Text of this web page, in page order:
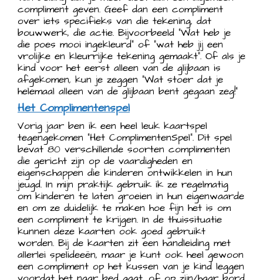
compliment geven. Geef dan een compliment
over iets specifieks van die tekening, dat
bouwwerk, die actie. Bijvoorbeeld ”Wat heb je
die poes mooi ingekleurd” of “wat heb jij een
vrolijke en kleurrijke tekening gemaakt”. Of als je
kind voor het eerst alleen van de glijbaan is
afgekomen, kun je zeggen “Wat stoer dat je
helemaal alleen van de glijbaan bent gegaan zeg!”
Het Complimentenspel
Vorig jaar ben ik een heel leuk kaartspel
tegengekomen “Het ComplimentenSpel”. Dit spel
bevat 80 verschillende soorten complimenten
die gericht zijn op de vaardigheden en
eigenschappen die kinderen ontwikkelen in hun
jeugd. In mijn praktijk gebruik ik ze regelmatig
om kinderen te laten groeien in hun eigenwaarde
en om ze duidelijk te maken hoe fijn het is om
een compliment te krijgen. In de thuissituatie
kunnen deze kaarten ook goed gebruikt
worden. Bij de kaarten zit een handleiding met
allerlei spelideeën, maar je kunt ook heel gewoon
een compliment op het kussen van je kind leggen